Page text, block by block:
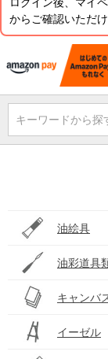
からご確認いただ
キーワードから探
油絵具
油彩道具
キャンバ
イーゼル